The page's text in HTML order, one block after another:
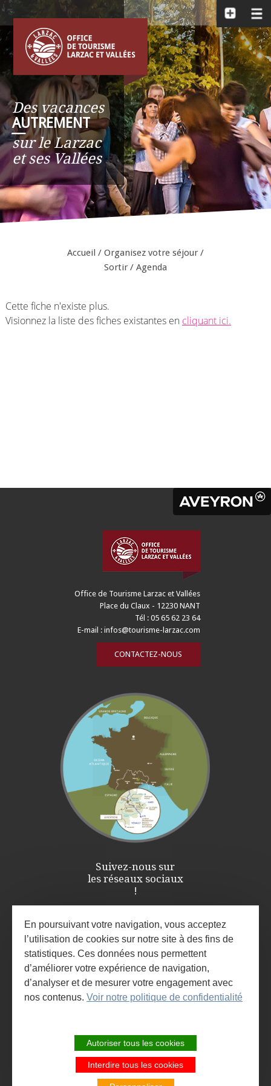
Des vacances
AUTREMENT
__
sur le Larzac
et ses Vallées
Accueil / Organisez votre séjour /
Sortir / Agenda
Cette fiche n'existe plus.
Visionnez la liste des fiches existantes en cliquant ici.
Office de Tourisme Larzac et Vallées
Place du Claux - 12230 NANT
Tél : 05 65 62 23 64
E-mail :infos@tourisme-larzac.com
CONTACTEZ-NOUS
Suivez-nous sur
les réseaux sociaux
!
INSCRIVEZ-VOUS À LA NEWSLETTER
ET À L'AGENDA DES ANIMATIONS
SITE DE LA COMMUNAUTÉ DE
COMMUNES LARZAC ET VALLÉES
En poursuivant votre navigation, vous acceptez
l’utilisation de cookies sur notre site à des fins de
statistiques. Ces données nous permettent
d’améliorer votre expérience de navigation,
d’analyser et de mesurer votre engagement avec
nos contenus. Voir notre politique de confidentialité
Autoriser tous les cookies
Interdire tous les cookies